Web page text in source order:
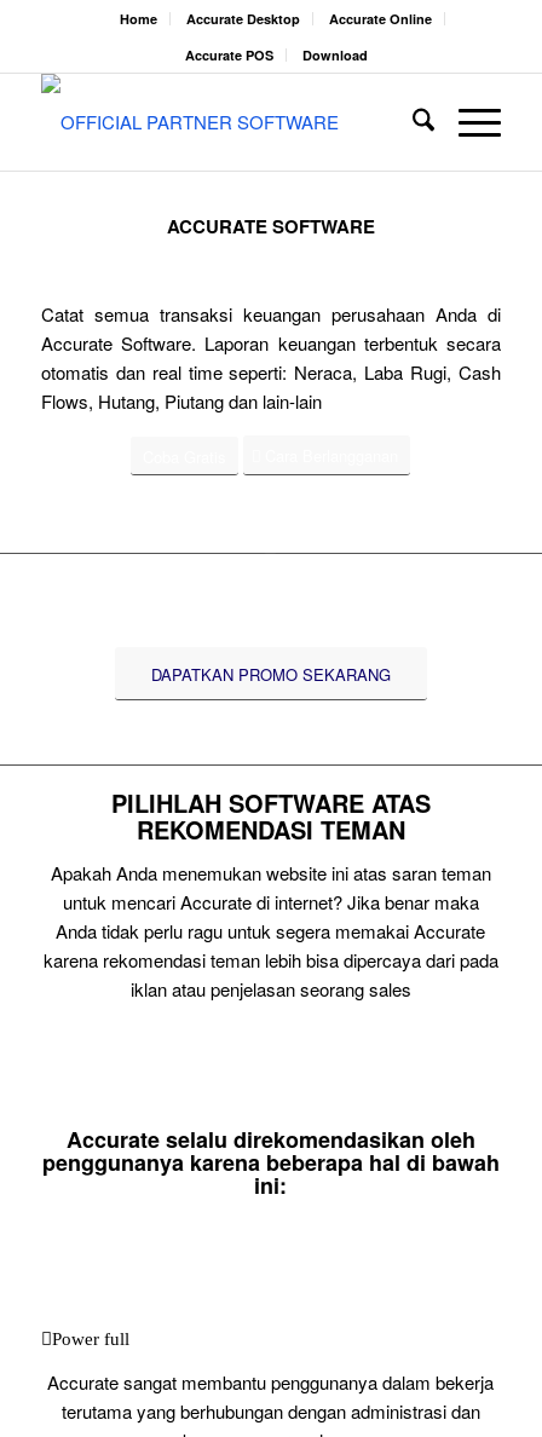
Home Accurate Desktop
Accurate Online
Accurate POS
Download
ACCURATE SOFTWARE
Catat semua transaksi keuangan perusahaan Anda di
Accurate Software. Laporan keuangan terbentuk secara
otomatis dan real time seperti: Neraca, Laba Rugi, Cash
Flows, Hutang, Piutang dan lain-lain
DAPATKAN PROMO SEKARANG
PILIHLAH SOFTWARE ATAS
REKOMENDASI TEMAN
Apakah Anda menemukan website ini atas saran teman
untuk mencari Accurate di internet? Jika benar maka
Anda tidak perlu ragu untuk segera memakai Accurate
karena rekomendasi teman lebih bisa dipercaya dari pada
iklan atau penjelasan seorang sales
Accurate selalu direkomendasikan oleh
penggunanya karena beberapa hal di bawah
ini:
Power full
Accurate sangat membantu penggunanya dalam bekerja
terutama yang berhubungan dengan administrasi dan